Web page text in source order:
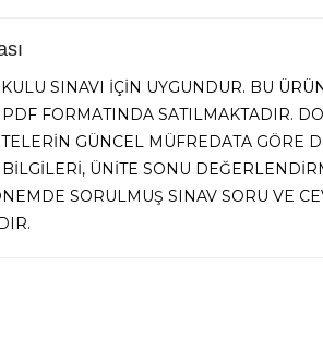
SINAVI İÇİN UYGUNDUR. BU
PDF FORMATINDA SATILMAKTADIR.
GÜNCEL MÜFREDATA GÖRE
ÜNİTE SONU
SORULMUŞ SINAV SORU VE